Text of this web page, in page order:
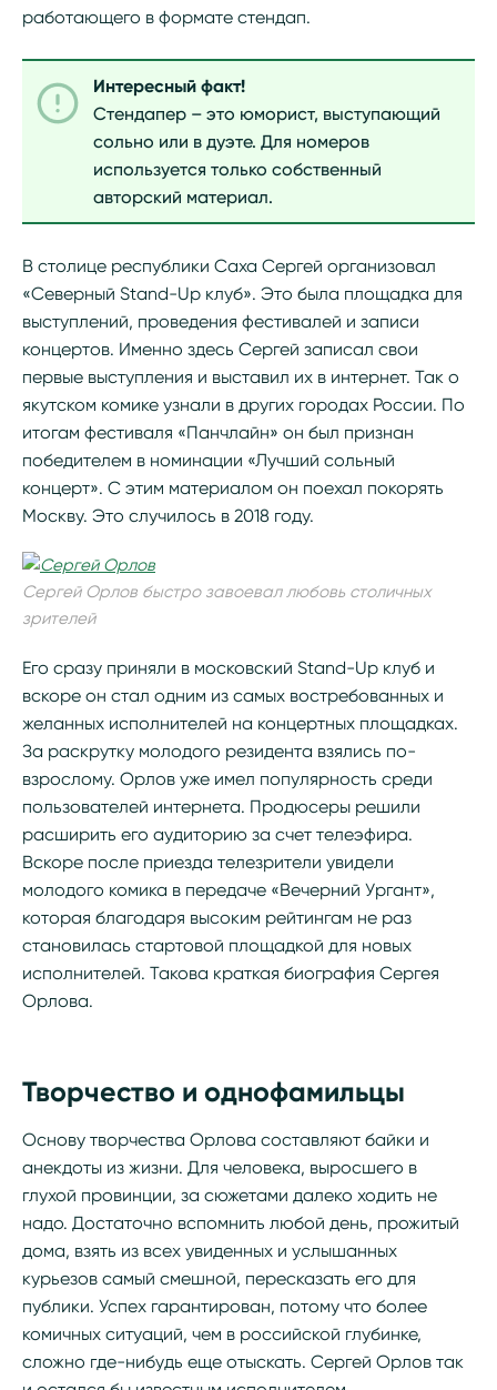
работающего в формате стендап.
Интересный факт!
Стендапер – это юморист, выступающий
сольно или в дуэте. Для номеров
используется только собственный
авторский материал.
В столице республики Саха Сергей организовал
«Северный Stand-Up клуб». Это была площадка для
выступлений, проведения фестивалей и записи
концертов. Именно здесь Сергей записал свои
первые выступления и выставил их в интернет. Так о
якутском комике узнали в других городах России. По
итогам фестиваля «Панчлайн» он был признан
победителем в номинации «Лучший сольный
концерт». С этим материалом он поехал покорять
Москву. Это случилось в 2018 году.
Сергей Орлов быстро завоевал любовь столичных
зрителей
Его сразу приняли в московский Stand-Up клуб и
вскоре он стал одним из самых востребованных и
желанных исполнителей на концертных площадках.
За раскрутку молодого резидента взялись по-
взрослому. Орлов уже имел популярность среди
пользователей интернета. Продюсеры решили
расширить его аудиторию за счет телеэфира.
Вскоре после приезда телезрители увидели
молодого комика в передаче «Вечерний Ургант»,
которая благодаря высоким рейтингам не раз
становилась стартовой площадкой для новых
исполнителей. Такова краткая биография Сергея
Орлова.
Творчество и однофамильцы
Основу творчества Орлова составляют байки и
анекдоты из жизни. Для человека, выросшего в
глухой провинции, за сюжетами далеко ходить не
надо. Достаточно вспомнить любой день, прожитый
дома, взять из всех увиденных и услышанных
курьезов самый смешной, пересказать его для
публики. Успех гарантирован, потому что более
комичных ситуаций, чем в российской глубинке,
сложно где-нибудь еще отыскать. Сергей Орлов так